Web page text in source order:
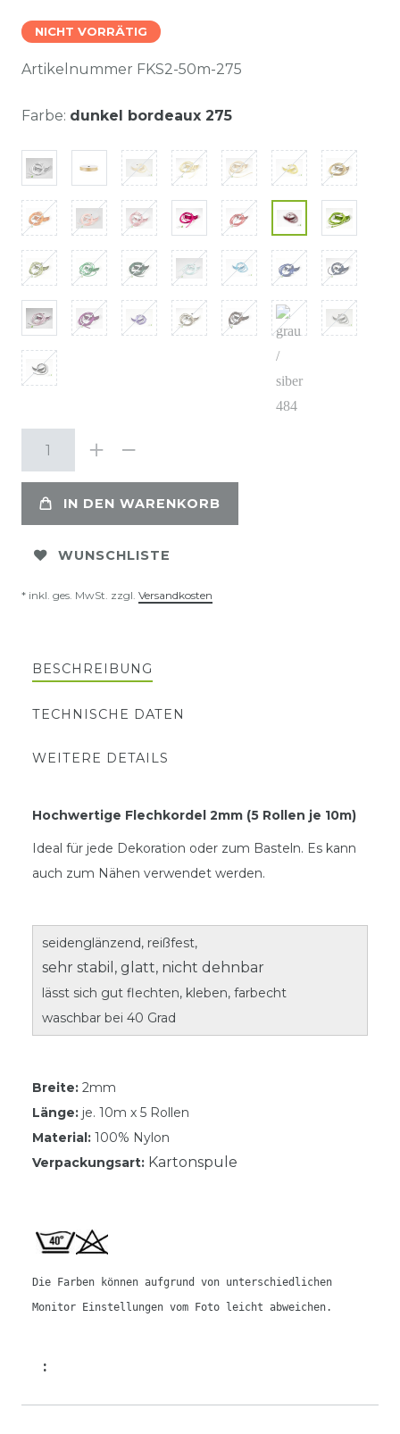
NICHT VORRÄTIG
Artikelnummer FKS2-50m-275
Farbe: dunkel bordeaux 275
IN DEN WARENKORB
WUNSCHLISTE
* inkl. ges. MwSt. zzgl. Versandkosten
BESCHREIBUNG
TECHNISCHE DATEN
WEITERE DETAILS
Hochwertige Flechkordel 2mm (5 Rollen je 10m)
Ideal für jede Dekoration oder zum Basteln. Es kann
auch zum Nähen verwendet werden.
seidenglänzend, reißfest,
sehr stabil, glatt, nicht dehnbar
lässt sich gut flechten, kleben, farbecht
waschbar bei 40 Grad
Breite: 2mm
Länge: je. 10m x 5 Rollen
Material: 100% Nylon
Verpackungsart: Kartonspule
Die Farben können aufgrund von unterschiedlichen
Monitor Einstellungen vom Foto leicht abweichen.
: